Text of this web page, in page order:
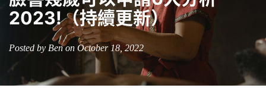
2023!（持續更新）
Posted by Ben on October 18, 2022